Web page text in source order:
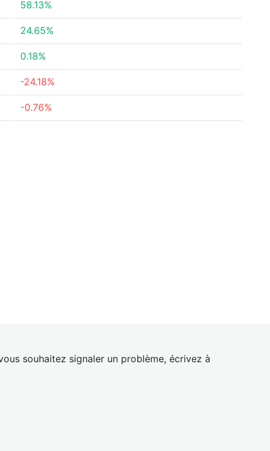
58.13%
24.65%
0.18%
-24.18%
-0.76%
souhaitez signaler un problème, écrivez à